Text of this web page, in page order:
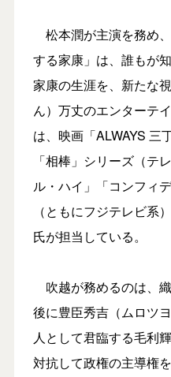
松本潤が主演を務め
する家康」は、誰もが
家康の生涯を、新たな
ん）万丈のエンターテ
は、映画「ALWAYS 三
「相棒」シリーズ（テ
ル・ハイ」「コンフィ
（ともにフジテレビ系
氏が担当している。
吹越が務めるのは、
後に豊臣秀吉（ムロツ
人として君臨する毛利
対抗して政権の主導権